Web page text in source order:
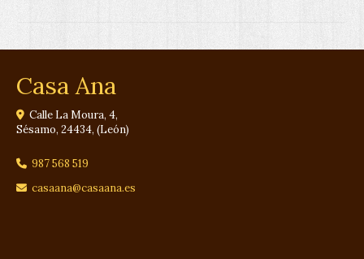
Casa Ana
Calle La Moura, 4,
Sésamo, 24434, (León)
987 568 519
casaana
casaana.es